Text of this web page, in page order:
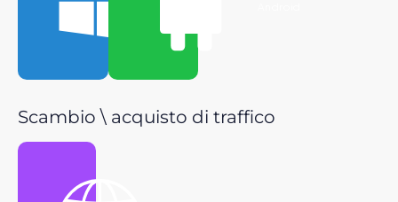
Scambio \ acquisto di traffico